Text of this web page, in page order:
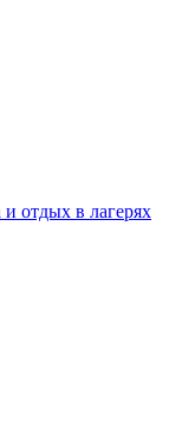
отдых в лагерях